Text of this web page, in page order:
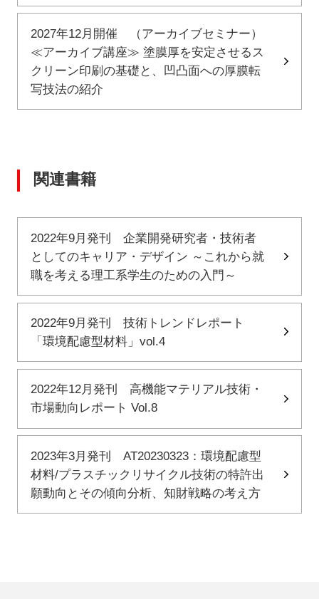
2027年12月開催 （アーカイブセミナー）
≪アーカイブ講座≫ 塗膜厚を安定させるス
クリーン印刷の基礎と、凹凸面への厚膜転
写技法の紹介
関連書籍
2022年9月発刊 企業開発研究者・技術者
としてのキャリア・デザイン ～これから就
職を考える理工系学生のための入門～
2022年9月発刊 技術トレンドレポート
「環境配慮型材料」vol.4
2022年12月発刊 高機能マテリアル技術・
市場動向レポート Vol.8
2023年3月発刊 AT20230323：環境配慮型
材料/プラスチックリサイクル技術の特許出
願動向とその傾向分析、知財戦略の考え方